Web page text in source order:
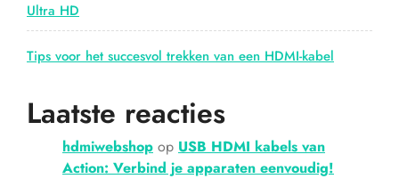
Ultra HD
Tips voor het succesvol trekken van een HDMI-kabel
Laatste reacties
hdmiwebshop op USB HDMI kabels van
Action: Verbind je apparaten eenvoudig!